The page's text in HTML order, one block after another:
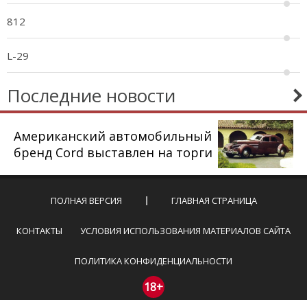
812
L-29
Последние новости
Американский автомобильный
бренд Cord выставлен на торги
ПОЛНАЯ ВЕРСИЯ ГЛАВНАЯ СТРАНИЦА
КОНТАКТЫ УСЛОВИЯ ИСПОЛЬЗОВАНИЯ МАТЕРИАЛОВ САЙТА
ПОЛИТИКА КОНФИДЕНЦИАЛЬНОСТИ
18+